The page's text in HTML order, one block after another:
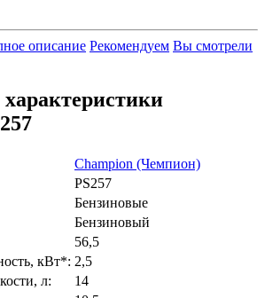
описание Рекомендуем Вы смотрели
Champion (Чемпион)
PS257
Бензиновые
Бензиновый
56,5
кВт*: 2,5
л:
14